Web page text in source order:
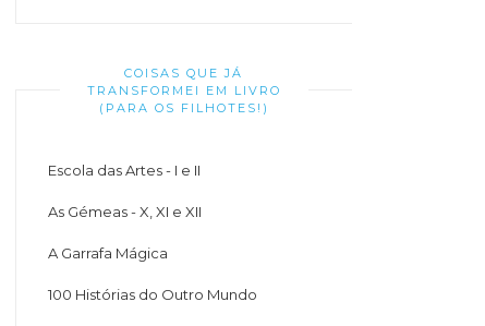
COISAS QUE JÁ
TRANSFORMEI EM LIVRO
(PARA OS FILHOTES!)
Escola das Artes - I e II
As Gémeas - X, XI e XII
A Garrafa Mágica
100 Histórias do Outro Mundo